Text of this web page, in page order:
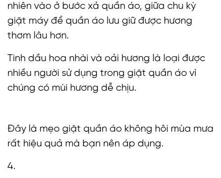
nhiên vào ở bước xả quần áo, giữa chu kỳ
giặt máy để quần áo lưu giữ được hương
thơm lâu hơn.
Tinh dầu hoa nhài và oải hương là loại được
nhiều người sử dụng trong giặt quần áo vì
chúng có mùi hương dễ chịu.
Đây là mẹo giặt quần áo không hôi mùa mưa
rất hiệu quả mà bạn nên áp dụng.
4.